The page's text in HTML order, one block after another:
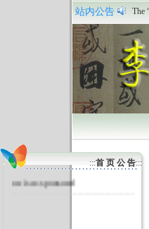
站内公告
祝
:::首 页 公 告:::
The “peace and love” arts exhibiti